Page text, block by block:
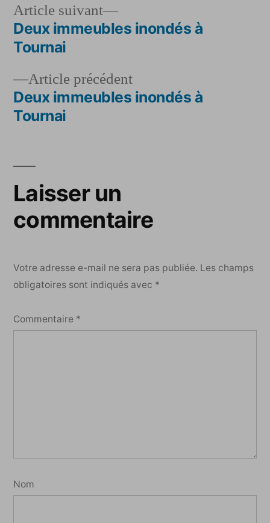
Navigation
l’article
Article précédentArticle
précédent :
Deux immeubles inondés à
Tournai
Article suivant
Article
suivant :
Deux immeubles inondés à
Tournai
Laisser un
commentaire
Votre adresse e-mail ne sera pas publiée. Les champs
obligatoires sont indiqués avec *
Commentaire *
Nom